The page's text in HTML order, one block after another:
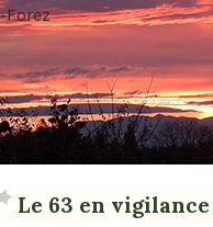
Forez
Le 63 en vigilance